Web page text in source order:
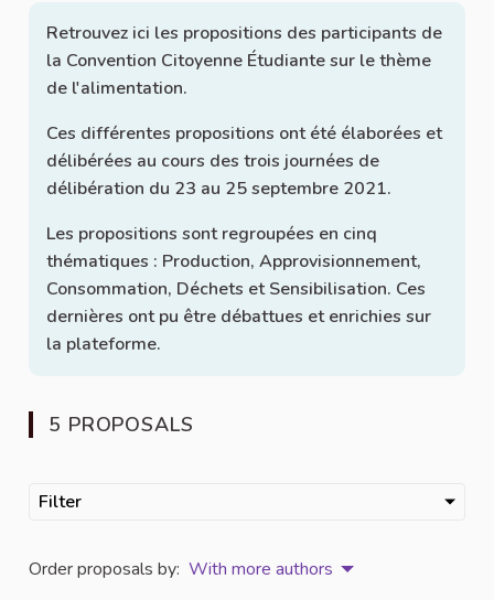
Retrouvez ici les propositions des participants de
la Convention Citoyenne Étudiante sur le thème
de l'alimentation.
Ces différentes propositions ont été élaborées et
délibérées au cours des trois journées de
délibération du 23 au 25 septembre 2021.
Les propositions sont regroupées en cinq
thématiques : Production, Approvisionnement,
Consommation, Déchets et Sensibilisation. Ces
dernières ont pu être débattues et enrichies sur
la plateforme.
5 PROPOSALS
Filter
Order proposals by: With more authors